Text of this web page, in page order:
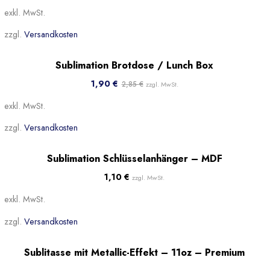
exkl. MwSt.
zzgl. Versandkosten
Sublimation Brotdose / Lunch Box
1,90 € 2,85€ zzgl. MwSt.
exkl. MwSt.
zzgl. Versandkosten
Sublimation Schlüsselanhänger – MDF
1,10 € zzgl. MwSt.
exkl. MwSt.
zzgl. Versandkosten
Sublitasse mit Metallic-Effekt – 11oz – Premium